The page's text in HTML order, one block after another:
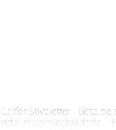
Stivaletto: - Bota
impermeabilidade.